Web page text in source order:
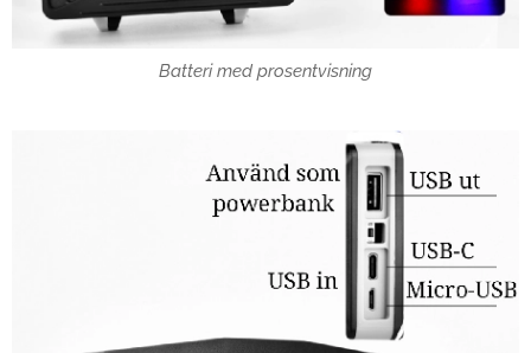
Batteri med prosentvisning